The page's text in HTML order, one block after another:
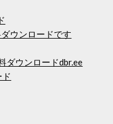
ウンロードです
ダウンロードdbr.ee